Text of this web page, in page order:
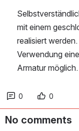
mit einem
realisiert
Verwendung
Armatur möglich.
0 0
No comments